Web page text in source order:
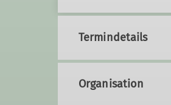
Termindetails
Organisation